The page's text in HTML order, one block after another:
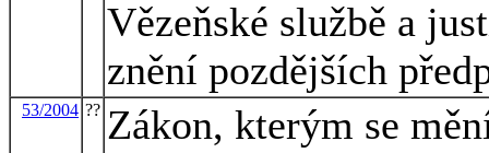
Vězeňské službě a
znění pozdějších
53/2004 ?? Zákon, kterým se